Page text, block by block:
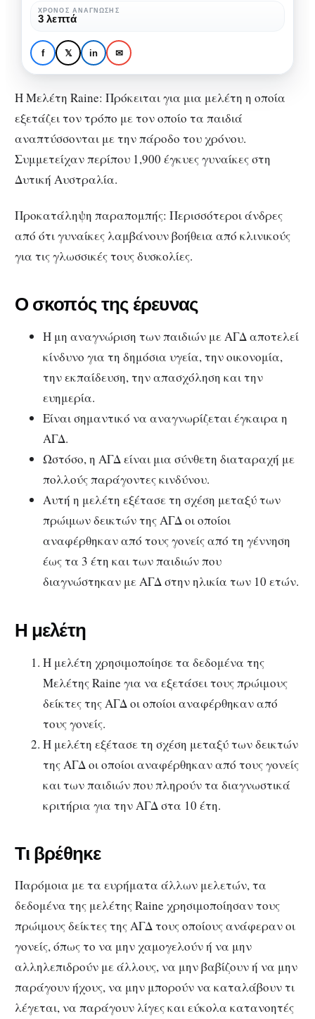
ΑΝΑΠΤΥΞΙΑΚΉ ΓΛΩΣΣΙΚΉ ΔΙΑΤΑΡΑΧΉ
Πρώιμοι δείκτες της ΑΓΔ
αναφερόμενοι από τους
γονείς
αναφερόμενοι
από
τους
γονείς
ΧΡΌΝΟΣ ΑΝΆΓΝΩΣΗΣ
3 λεπτά
f 𝕏 in ✉
Η Μελέτη Raine: Πρόκειται για μια μελέτη η οποία
εξετάζει τον τρόπο με τον οποίο τα παιδιά
αναπτύσσονται με την πάροδο του χρόνου.
Συμμετείχαν περίπου 1,900 έγκυες γυναίκες στη
Δυτική Αυστραλία.
Προκατάληψη παραπομπής: Περισσότεροι άνδρες
από ότι γυναίκες λαμβάνουν βοήθεια από κλινικούς
για τις γλωσσικές τους δυσκολίες.
Ο σκοπός της έρευνας
Η μη αναγνώριση των παιδιών με ΑΓΔ αποτελεί
κίνδυνο για τη δημόσια υγεία, την οικονομία,
την εκπαίδευση, την απασχόληση και την
ευημερία.
Είναι σημαντικό να αναγνωρίζεται έγκαιρα η
ΑΓΔ.
Ωστόσο, η ΑΓΔ είναι μια σύνθετη διαταραχή με
πολλούς παράγοντες κινδύνου.
Αυτή η μελέτη εξέτασε τη σχέση μεταξύ των
πρώιμων δεικτών της ΑΓΔ οι οποίοι
αναφέρθηκαν από τους γονείς από τη γέννηση
έως τα 3 έτη και των παιδιών που
διαγνώστηκαν με ΑΓΔ στην ηλικία των 10 ετών.
Η μελέτη
Η μελέτη χρησιμοποίησε τα δεδομένα της
Μελέτης Raine για να εξετάσει τους πρώιμους
δείκτες της ΑΓΔ οι οποίοι αναφέρθηκαν από
τους γονείς.
Η μελέτη εξέτασε τη σχέση μεταξύ των δεικτών
της ΑΓΔ οι οποίοι αναφέρθηκαν από τους γονείς
και των παιδιών που πληρούν τα διαγνωστικά
κριτήρια για την ΑΓΔ στα 10 έτη.
Τι βρέθηκε
Παρόμοια με τα ευρήματα άλλων μελετών, τα
δεδομένα της μελέτης Raine χρησιμοποίησαν τους
πρώιμους δείκτες της ΑΓΔ τους οποίους ανάφεραν οι
γονείς, όπως το να μην χαμογελούν ή να μην
αλληλεπιδρούν με άλλους, να μην βαβίζουν ή να μην
παράγουν ήχους, να μην μπορούν να καταλάβουν τι
λέγεται, να παράγουν λίγες και εύκολα κατανοητές